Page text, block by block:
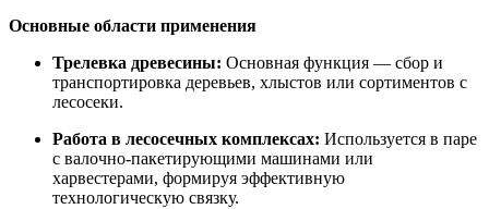
Основные области применения
Трелевка древесины: Основная функция — сбор и
транспортировка деревьев, хлыстов или сортиментов с
лесосеки.
Работа в лесосечных комплексах: Используется в паре
с валочно-пакетирующими машинами или
харвестерами, формируя эффективную
технологическую связку.